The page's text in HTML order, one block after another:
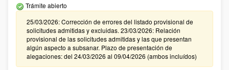
Trámite abierto
25/03/2026: Corrección de errores del listado provisional de
solicitudes admitidas y excluidas. 23/03/2026: Relación
provisional de las solicitudes admitidas y las que presentan
algún aspecto a subsanar. Plazo de presentación de
alegaciones: del 24/03/2026 al 09/04/2026 (ambos incluídos)